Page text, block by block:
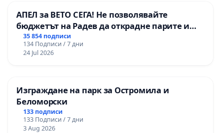
АПЕЛ за ВЕТО СЕГА! Не позволявайте
бюджетът на Радев да открадне парите и
правата ни в тъмното
35 854 подписи
134 Подписи / 7 дни
24 Jul 2026
Изграждане на парк за Остромила и
Беломорски
133 подписи
133 Подписи / 7 дни
3 Aug 2026